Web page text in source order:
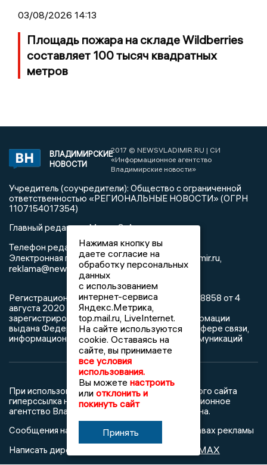
03/08/2026 14:13
Площадь пожара на складе Wildberries
составляет 100 тысяч квадратных
метров
ВЛАДИМИРСКИЕ
НОВОСТИ
2017 © NEWSVLADIMIR.RU | СИ
«Информационное агентство
Владимирские новости»
Учредитель (соучредители): Общество с ограниченной
ответственностью «РЕГИОНАЛЬНЫЕ НОВОСТИ» (ОГРН
1107154017354)
Главный редактор: Мазов С. А.
Телефон редакции:8 (4922) 666916
Электронная почта редакции:info@newsvladimir.ru,
reklama@newsvladimir.ru
Регистрационный номер: серия Эл № ФС77-78858 от 4
августа 2020 г. согласно выписке из реестра
зарегистрированных средств массовой информации
выдана Федеральной службой по надзору в сфере связи,
информационных технологий и массовых коммуникаций
При использовании любого материала с данного сайта
гиперссылка на Сетевое издание «Информационное
агентство Владимирские новости» обязательна.
Сообщения на сером фоне размещены на правах рекламы
Написать директору в телеграм
MAX
Нажимая кнопку вы
даете согласие на
обработку персональных
данных
с использованием
интернет-сервиса
Яндекс.Метрика,
top.mail.ru, LiveInternet.
На сайте используются
cookie. Оставаясь на
сайте, вы принимаете
все условия
использования.
Вы можете настроить
или отклонить и
покинуть сайт
Принять